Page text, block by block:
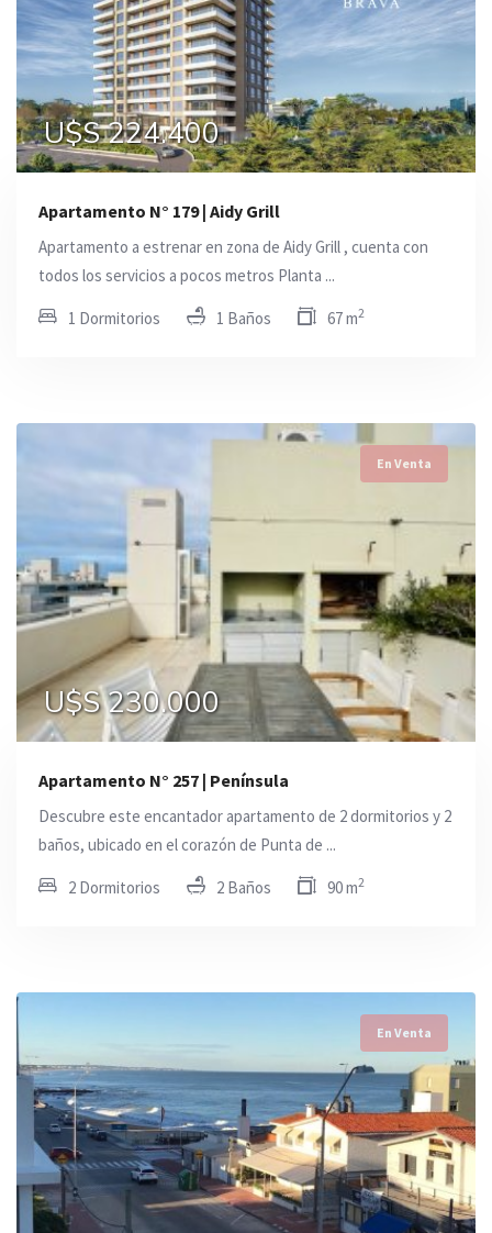
U$S 224.400
Apartamento N° 179 | Aidy Grill
Apartamento a estrenar en zona de Aidy Grill , cuenta con
todos los servicios a pocos metros Planta ...
1 Dormitorios 1 Baños 67 m2
En Venta
U$S 230.000
Apartamento N° 257 | Península
Descubre este encantador apartamento de 2 dormitorios y 2
baños, ubicado en el corazón de Punta de ...
2 Dormitorios 2 Baños 90 m2
En Venta